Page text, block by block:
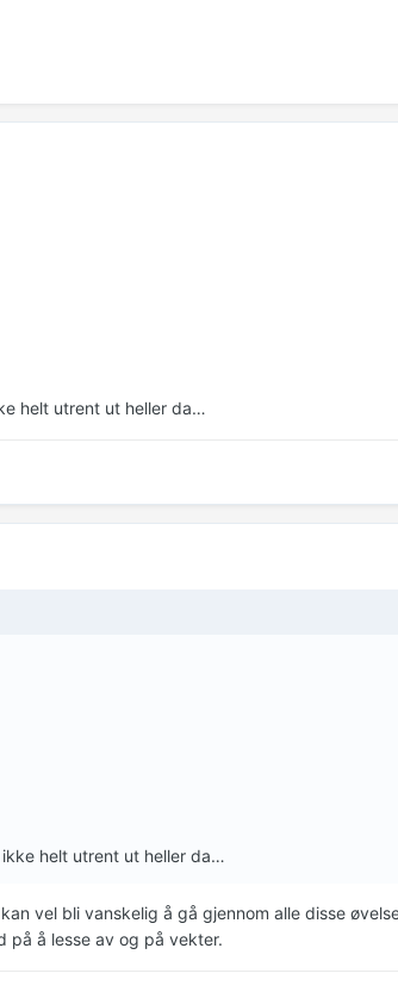
helt utrent ut heller da…
helt utrent ut heller da…
vel bli vanskelig å gå gjennom alle disse
på å lesse av og på vekter.